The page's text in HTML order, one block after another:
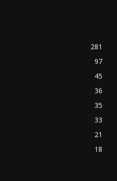
281
97
45
36
35
33
21
18